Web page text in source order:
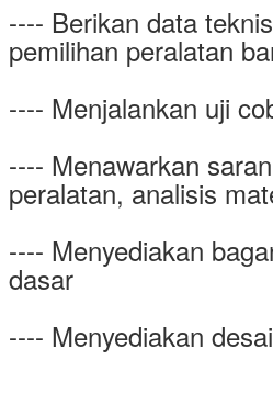
---- Berikan data
pemilihan peralatan
---- Menjalankan uji
---- Menawarkan
peralatan, analisis
---- Menyediakan
dasar
---- Menyediakan